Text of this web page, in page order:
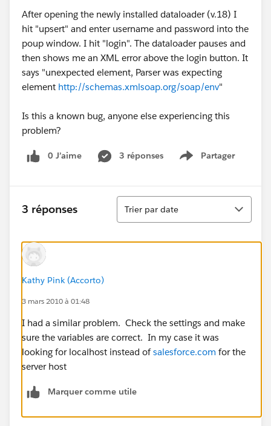
After opening the newly installed dataloader (v.18) I
hit "upsert" and enter username and password into the
poup window. I hit "login". The dataloader pauses and
then shows me an XML error above the login button. It
says "unexpected element, Parser was expecting
element http://schemas.xmlsoap.org/soap/env"
Is this a known bug, anyone else experiencing this
problem?
0 J’aime 3 réponses Partager
Show menu
3 réponses
Tri
Trier par date
Kathy Pink (Accorto)
3 mars 2010 à 01:48
I had a similar problem. Check the settings and make
sure the variables are correct. In my case it was
looking for localhost instead ofsalesforce.com for the
server host
Marquer comme utile